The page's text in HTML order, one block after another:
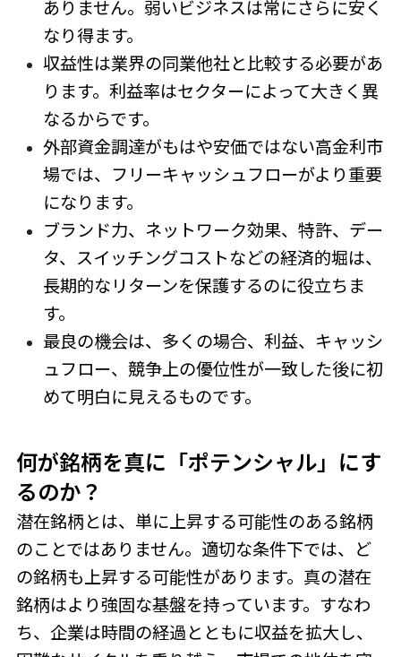
ありません。弱いビジネスは常にさらに安く
なり得ます。
収益性は業界の同業他社と比較する必要があ
ります。利益率はセクターによって大きく異
なるからです。
外部資金調達がもはや安価ではない高金利市
場では、フリーキャッシュフローがより重要
になります。
ブランド力、ネットワーク効果、特許、デー
タ、スイッチングコストなどの経済的堀は、
長期的なリターンを保護するのに役立ちま
す。
最良の機会は、多くの場合、利益、キャッシ
ュフロー、競争上の優位性が一致した後に初
めて明白に見えるものです。
何が銘柄を真に「ポテンシャル」にす
るのか？
潜在銘柄とは、単に上昇する可能性のある銘柄
のことではありません。適切な条件下では、ど
の銘柄も上昇する可能性があります。真の潜在
銘柄はより強固な基盤を持っています。すなわ
ち、企業は時間の経過とともに収益を拡大し、